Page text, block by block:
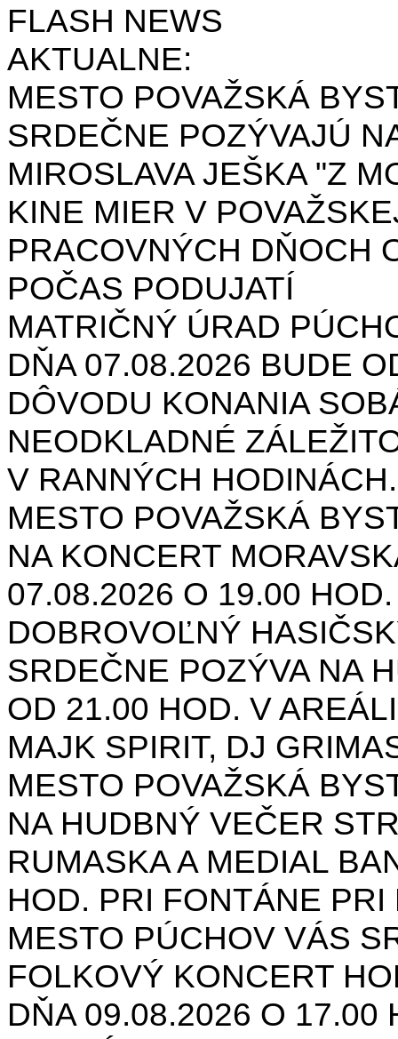
FLASH NEWS
AKTUALNE:
MESTO POVAŽSKÁ
SRDEČNE POZÝVAJÚ
MIROSLAVA JEŠKA "Z
KINE MIER V
PRACOVNÝCH DŇOCH
POČAS PODUJATÍ
MATRIČNÝ ÚRAD
DŇA 07.08.2026 BUDE
DÔVODU KONANIA
NEODKLADNÉ
V RANNÝCH
MESTO POVAŽSKÁ
NA KONCERT
07.08.2026 O 19.00
DOBROVOĽNÝ
SRDEČNE POZÝVA NA
OD 21.00 HOD. V
MAJK SPIRIT, DJ
MESTO POVAŽSKÁ
NA HUDBNÝ VEČER
RUMASKA A MEDIAL
HOD. PRI FONTÁNE PRI
MESTO PÚCHOV VÁS
FOLKOVÝ KONCERT
DŇA 09.08.2026 O 17.00